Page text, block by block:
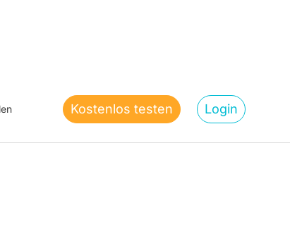
Kostenlos testen Login